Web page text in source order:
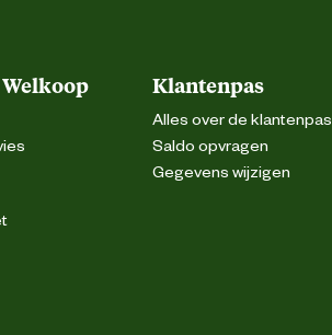
Klantenpas
Alles over de klantenpas
Saldo opvragen
Gegevens wijzigen